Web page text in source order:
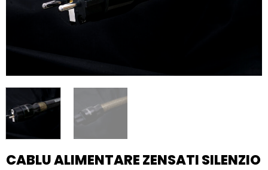
CABLU ALIMENTARE ZENSATI SILENZIO